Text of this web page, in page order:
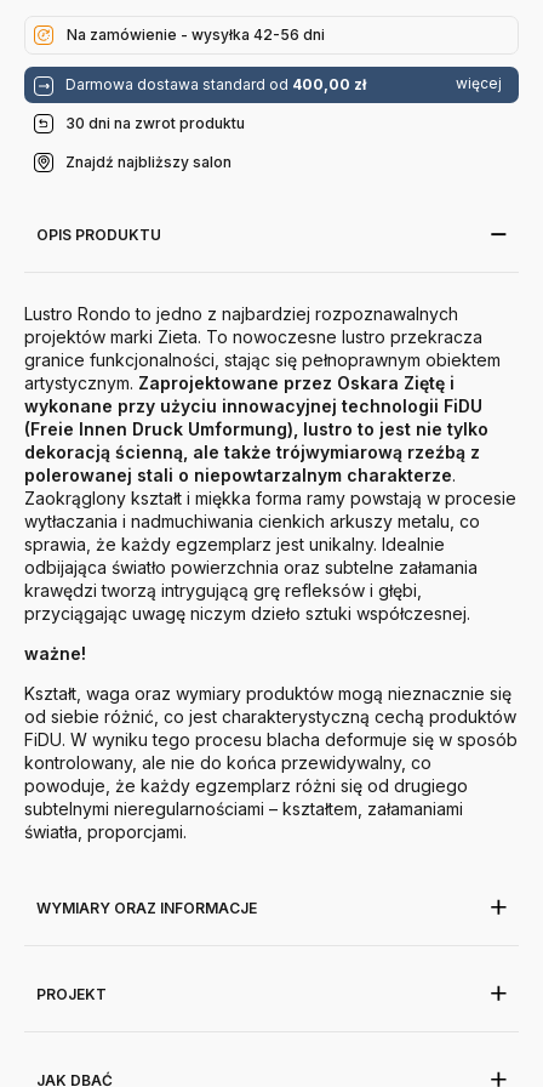
Rhodonite
Zieta
Zieta
Na zamówienie - wysyłka 42-56 dni
Darmowa dostawa standard od 400,00 zł więcej
30 dni na zwrot produktu
Znajdź najbliższy salon
OPIS PRODUKTU
Lustro Rondo to jedno z najbardziej rozpoznawalnych
projektów marki Zieta. To nowoczesne lustro przekracza
granice funkcjonalności, stając się pełnoprawnym obiektem
artystycznym. Zaprojektowane przez Oskara Ziętę i
wykonane przy użyciu innowacyjnej technologii FiDU
(Freie Innen Druck Umformung), lustro to jest nie tylko
dekoracją ścienną, ale także trójwymiarową rzeźbą z
polerowanej stali o niepowtarzalnym charakterze.
Zaokrąglony kształt i miękka forma ramy powstają w procesie
wytłaczania i nadmuchiwania cienkich arkuszy metalu, co
sprawia, że każdy egzemplarz jest unikalny. Idealnie
odbijająca światło powierzchnia oraz subtelne załamania
krawędzi tworzą intrygującą grę refleksów i głębi,
przyciągając uwagę niczym dzieło sztuki współczesnej.
ważne!
Kształt, waga oraz wymiary produktów mogą nieznacznie się
od siebie różnić, co jest charakterystyczną cechą produktów
FiDU. W wyniku tego procesu blacha deformuje się w sposób
kontrolowany, ale nie do końca przewidywalny, co
powoduje, że każdy egzemplarz różni się od drugiego
subtelnymi nieregularnościami – kształtem, załamaniami
światła, proporcjami.
WYMIARY ORAZ INFORMACJE
PROJEKT
JAK DBAĆ